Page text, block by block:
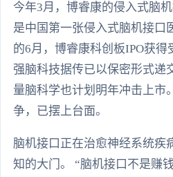
今年3月，博睿康的侵入式脑
是中国第一张侵入式脑机接口
的6月，博睿康科创板IPO获得
强脑科技据传已以保密形式递
量脑科学也计划明年冲击上市
争，已摆上台面。
脑机接口正在治愈神经系统疾
知的大门。 “脑机接口不是赚